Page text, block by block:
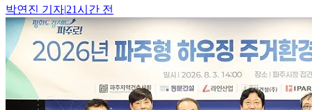
박연진 기자|21시간 전